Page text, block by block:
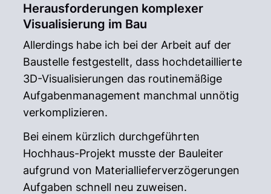
Herausforderungen komplexer
Visualisierung im Bau
Allerdings habe ich bei der Arbeit auf der
Baustelle festgestellt, dass hochdetaillierte
3D-Visualisierungen das routinemäßige
Aufgabenmanagement manchmal unnötig
verkomplizieren.
Bei einem kürzlich durchgeführten
Hochhaus-Projekt musste der Bauleiter
aufgrund von Materiallieferverzögerungen
Aufgaben schnell neu zuweisen.